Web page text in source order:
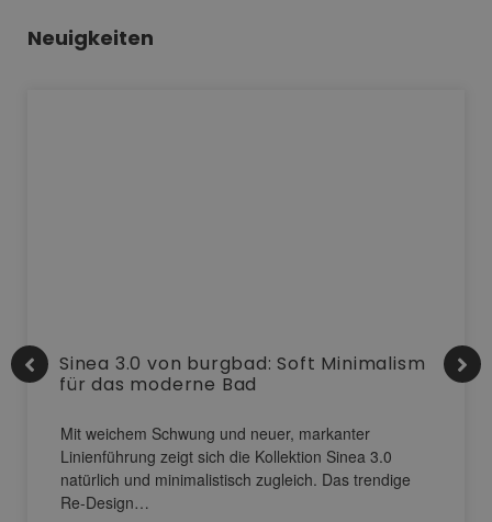
Neuigkeiten
Sinea 3.0 von burgbad: Soft Minimalism
für das moderne Bad
Mit weichem Schwung und neuer, markanter
Linienführung zeigt sich die Kollektion Sinea 3.0
natürlich und minimalistisch zugleich. Das trendige
Re-Design…